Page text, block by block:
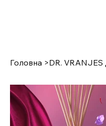
Головна >DR.